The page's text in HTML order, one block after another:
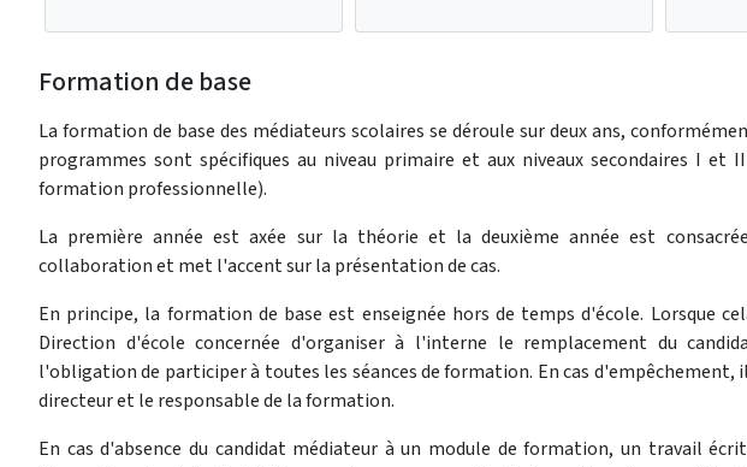
Formation de base
La formation de base des médiateurs scolaires se déroule sur deux ans,
programmes sont spécifiques au niveau primaire et aux niveaux secondaires I et
formation professionnelle).
La première année est axée sur la théorie et la deuxième année est
collaboration et met l'accent sur la présentation de cas.
En principe, la formation de base est enseignée hors de temps d'école. Lorsque
Direction d'école concernée d'organiser à l'interne le remplacement du
l'obligation de participer à toutes les séances de formation. En cas
directeur et le responsable de la formation.
En cas d'absence du candidat médiateur à un module de formation, un travail